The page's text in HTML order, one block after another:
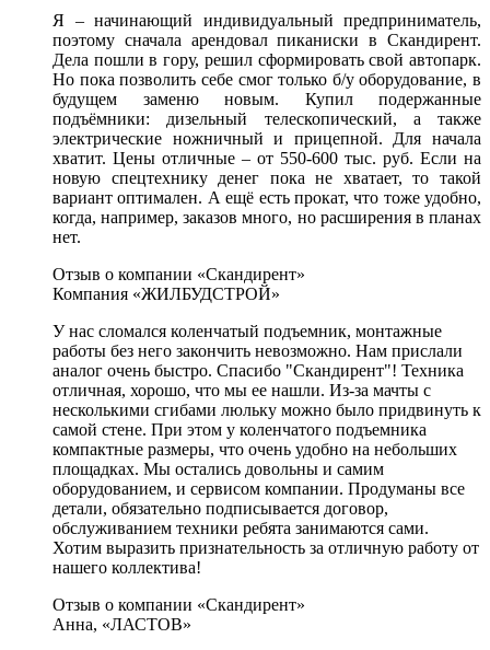
Я – начинающий индивидуальный предприниматель,
поэтому сначала арендовал пиканиски в Скандирент.
Дела пошли в гору, решил сформировать свой автопарк.
Но пока позволить себе смог только б/у оборудование, в
будущем заменю новым. Купил подержанные
подъёмники: дизельный телескопический, а также
электрические ножничный и прицепной. Для начала
хватит. Цены отличные – от 550-600 тыс. руб. Если на
новую спецтехнику денег пока не хватает, то такой
вариант оптимален. А ещё есть прокат, что тоже удобно,
когда, например, заказов много, но расширения в планах
нет.
Отзыв о компании «Скандирент»
Компания «ЖИЛБУДСТРОЙ»
У нас сломался коленчатый подъемник, монтажные
работы без него закончить невозможно. Нам прислали
аналог очень быстро. Спасибо "Скандирент"! Техника
отличная, хорошо, что мы ее нашли. Из-за мачты с
несколькими сгибами люльку можно было придвинуть к
самой стене. При этом у коленчатого подъемника
компактные размеры, что очень удобно на небольших
площадках. Мы остались довольны и самим
оборудованием, и сервисом компании. Продуманы все
детали, обязательно подписывается договор,
обслуживанием техники ребята занимаются сами.
Хотим выразить признательность за отличную работу от
нашего коллектива!
Отзыв о компании «Скандирент»
Анна, «ЛАСТОВ»